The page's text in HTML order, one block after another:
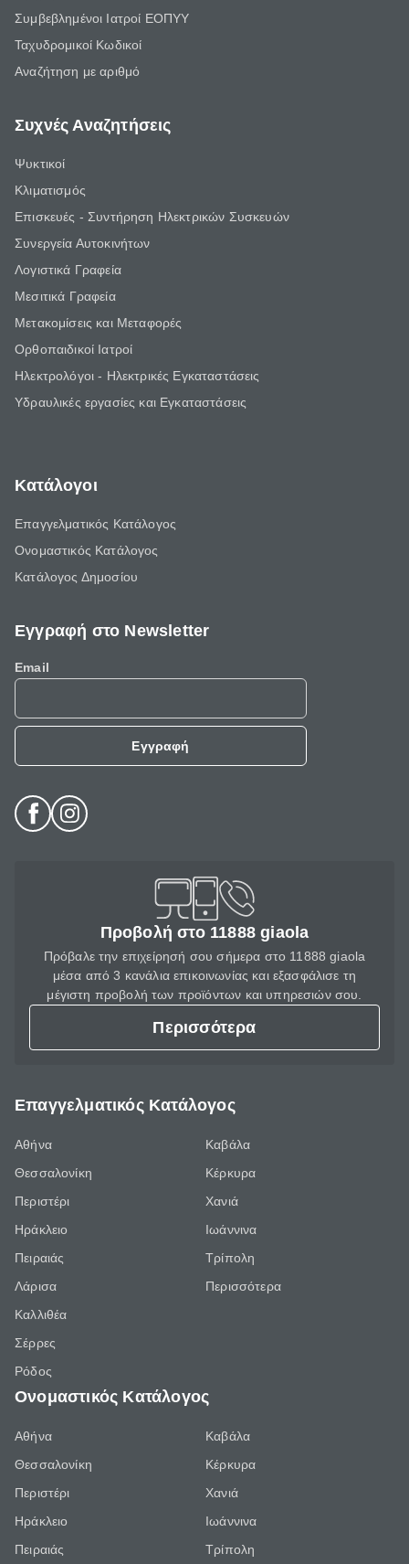
Συμβεβλημένοι Ιατροί ΕΟΠΥΥ
Ταχυδρομικοί Κωδικοί
Αναζήτηση με αριθμό
Συχνές Αναζητήσεις
Ψυκτικοί
Κλιματισμός
Επισκευές - Συντήρηση Ηλεκτρικών Συσκευών
Συνεργεία Αυτοκινήτων
Λογιστικά Γραφεία
Μεσιτικά Γραφεία
Μετακομίσεις και Μεταφορές
Ορθοπαιδικοί Ιατροί
Ηλεκτρολόγοι - Ηλεκτρικές Εγκαταστάσεις
Υδραυλικές εργασίες και Εγκαταστάσεις
Κατάλογοι
Επαγγελματικός Κατάλογος
Ονομαστικός Κατάλογος
Κατάλογος Δημοσίου
Εγγραφή στο Newsletter
Email
Εγγραφή
Προβολή στο 11888 giaola
Πρόβαλε την επιχείρησή σου σήμερα στο 11888 giaola
μέσα από 3 κανάλια επικοινωνίας και εξασφάλισε τη
μέγιστη προβολή των προϊόντων και υπηρεσιών σου.
Περισσότερα
Επαγγελματικός Κατάλογος
Αθήνα
Θεσσαλονίκη
Περιστέρι
Ηράκλειο
Πειραιάς
Λάρισα
Καλλιθέα
Σέρρες
Ρόδος
Καβάλα
Κέρκυρα
Χανιά
Ιωάννινα
Τρίπολη
Περισσότερα
Ονομαστικός Κατάλογος
Αθήνα
Θεσσαλονίκη
Περιστέρι
Ηράκλειο
Πειραιάς
Καβάλα
Κέρκυρα
Χανιά
Ιωάννινα
Τρίπολη